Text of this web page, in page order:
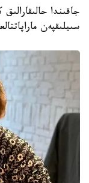
جاقىندا
سىيلىقپەن